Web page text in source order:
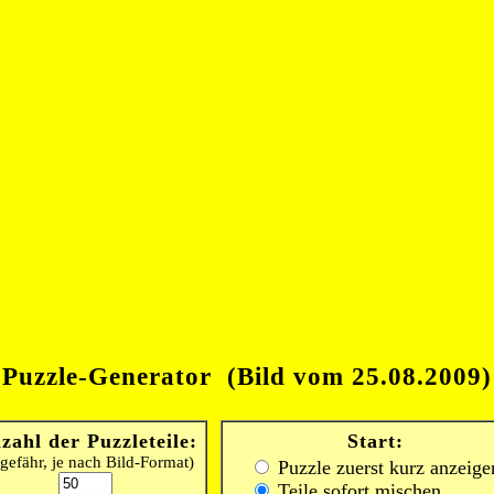
Puzzle-Generator (Bild vom 25.08.2009)
der Puzzleteile:
je nach Bild-Format)
Start:
Puzzle zuerst kurz